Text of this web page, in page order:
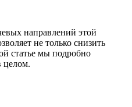
направлений этой
не только снизить
статье мы подробно
целом.